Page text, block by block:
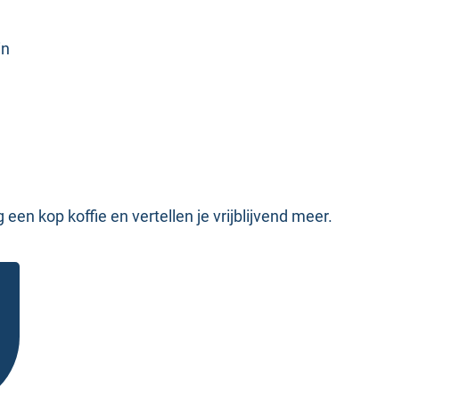
kop koffie en vertellen je vrijblijvend meer.